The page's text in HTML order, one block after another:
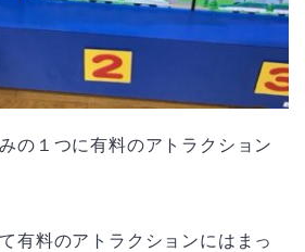
の１つに有料のアトラクション
有料のアトラクションにはまっ